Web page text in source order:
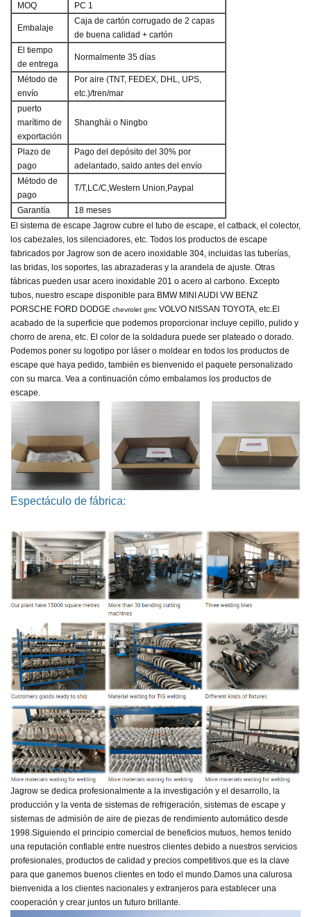
MOQ
PC 1
Embalaje
Caja de cartón corrugado de 2 capas
de buena calidad + cartón
El tiempo
de entrega
Normalmente 35 días
Método de
envío
Por aire (TNT, FEDEX, DHL, UPS,
etc.)/tren/mar
puerto
marítimo de
exportación
Shanghái o Ningbo
Plazo de
pago
Pago del depósito del 30% por
adelantado, saldo antes del envío
Método de
pago
T/T,LC/C,Western Union,Paypal
Garantía
18 meses
El sistema de escape Jagrow cubre el tubo de escape, el catback, el colector,
los cabezales, los silenciadores, etc. Todos los productos de escape
fabricados por Jagrow son de acero inoxidable 304, incluidas las tuberías,
las bridas, los soportes, las abrazaderas y la arandela de ajuste. Otras
fábricas pueden usar acero inoxidable 201 o acero al carbono. Excepto
tubos, nuestro escape disponible para BMW MINI AUDI VW BENZ
PORSCHE FORD DODGE chevrolet gmc VOLVO NISSAN TOYOTA, etc.El
acabado de la superficie que podemos proporcionar incluye cepillo, pulido y
chorro de arena, etc. El color de la soldadura puede ser plateado o dorado.
Podemos poner su logotipo por láser o moldear en todos los productos de
escape que haya pedido, también es bienvenido el paquete personalizado
con su marca. Vea a continuación cómo embalamos los productos de
escape.
Espectáculo de fábrica:
Jagrow se dedica profesionalmente a la investigación y el desarrollo, la
producción y la venta de sistemas de refrigeración, sistemas de escape y
sistemas de admisión de aire de piezas de rendimiento automático desde
1998. Siguiendo el principio comercial de beneficios mutuos, hemos tenido
una reputación confiable entre nuestros clientes debido a nuestros servicios
profesionales, productos de calidad y precios competitivos. que es la clave
para que ganemos buenos clientes en todo el mundo. Damos una calurosa
bienvenida a los clientes nacionales y extranjeros para establecer una
cooperación y crear juntos un futuro brillante.